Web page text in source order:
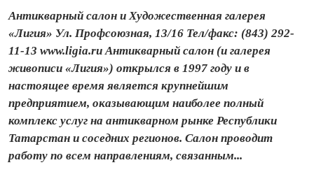
Антикварный салон и Художественная галерея
«Лигия» Ул. Профсоюзная, 13/16 Тел/факс: (843) 292-
11-13 www.ligia.ru Антикварный салон (и галерея
живописи «Лигия») открылся в 1997 году и в
настоящее время является крупнейшим
предприятием, оказывающим наиболее полный
комплекс услуг на антикварном рынке Республики
Татарстан и соседних регионов. Салон проводит
работу по всем направлениям, связанным...